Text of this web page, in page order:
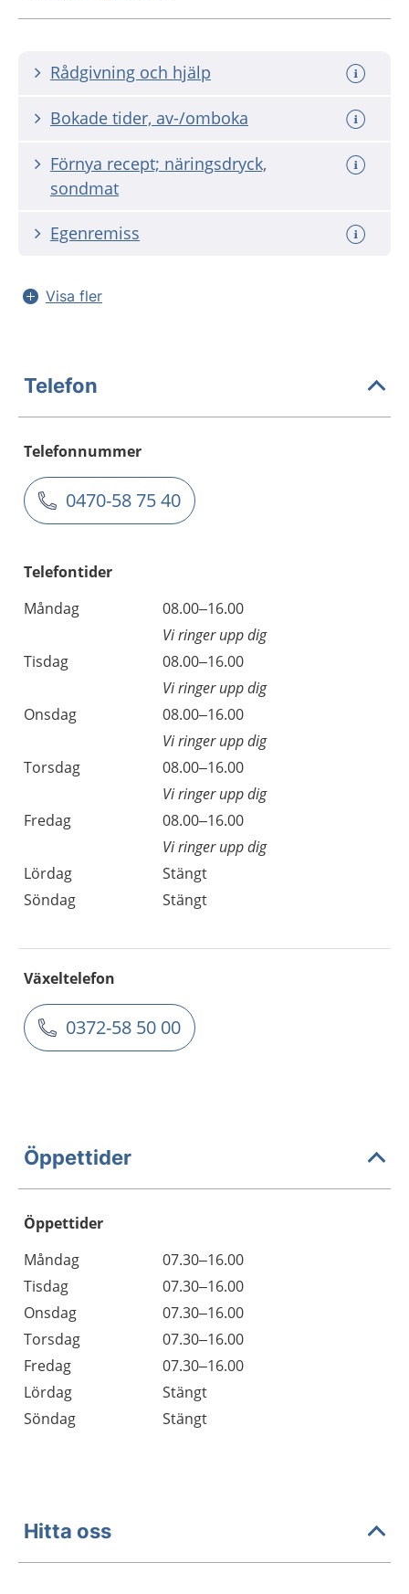
Rådgivning och hjälp
Bokade tider, av-/omboka
Förnya recept; näringsdryck,
sondmat
Egenremiss
Visa fler
Telefon
Telefonnummer
0470-58 75 40
Telefontider
Måndag
08.00–16.00
Vi ringer upp dig
Tisdag
08.00–16.00
Vi ringer upp dig
Onsdag
08.00–16.00
Vi ringer upp dig
Torsdag
08.00–16.00
Vi ringer upp dig
Fredag
08.00–16.00
Vi ringer upp dig
Lördag
Stängt
Söndag
Stängt
Växeltelefon
0372-58 50 00
Öppettider
Öppettider
Dag
Öppettider
Kommentarer
Måndag
07.30–16.00
Tisdag
07.30–16.00
Onsdag
07.30–16.00
Torsdag
07.30–16.00
Fredag
07.30–16.00
Lördag
Stängt
Söndag
Stängt
Hitta oss